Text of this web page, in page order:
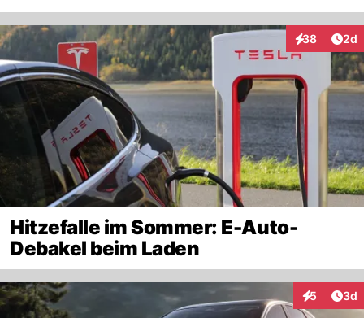
38
Interaktionen
2d
Hitzefalle im Sommer: E-Auto-
Debakel beim Laden
5 3d